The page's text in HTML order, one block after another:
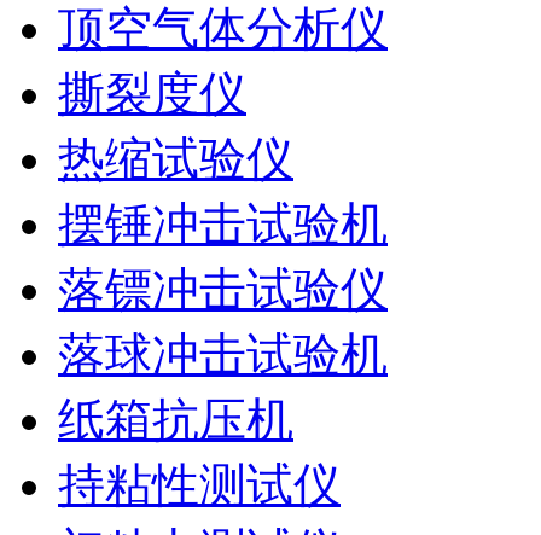
顶空气体分析仪
撕裂度仪
热缩试验仪
摆锤冲击试验机
落镖冲击试验仪
落球冲击试验机
纸箱抗压机
持粘性测试仪